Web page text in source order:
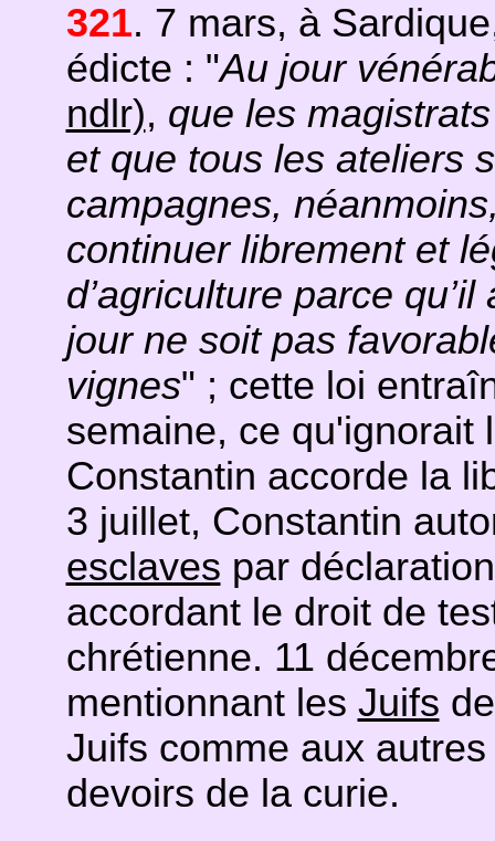
321. 7 mars, à
édicte : "Au jour
ndlr), que les
et que tous les ateliers
campagnes,
continuer librement et
d’agriculture parce
jour ne soit pas
vignes" ; cette loi
semaine, ce qu'ignorait
Constantin accorde la
3 juillet, Constantin
esclaves par
accordant le droit de
chrétienne. 11
mentionnant les Juifs
Juifs comme aux
devoirs de la curie.